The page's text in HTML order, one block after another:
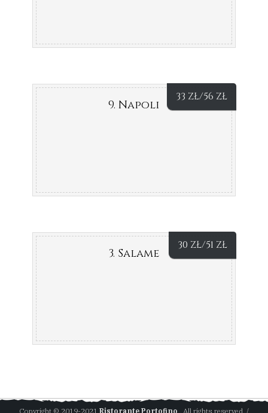
33 ZŁ/56 ZŁ
9. Napoli
30 ZŁ/51 ZŁ
3. Salame
Copyright © 2019-2021 Ristorante Portofino . All rights reserved. /